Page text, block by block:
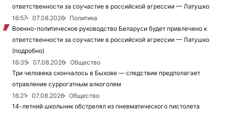
ответственности за соучастие в российской агрессии — Латушко
16:57
07.08.2026
Политика
Военно-политическое руководство Беларуси будет привлечено к
ответственности за соучастие в российской агрессии — Латушко
(подробно)
16:35
07.08.2026
Общество
Три человека скончалось в Быхове — следствие предполагает
отравление суррогатным алкоголем
16:21
07.08.2026
Общество
14-летний школьник обстрелял из пневматического пистолета